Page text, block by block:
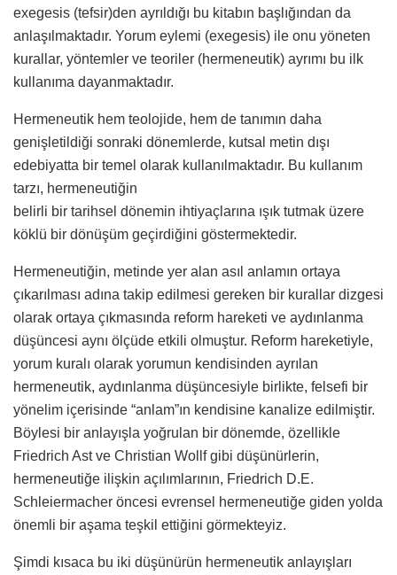
exegesis (tefsir)den ayrıldığı bu kitabın başlığından da
anlaşılmaktadır. Yorum eylemi (exegesis) ile onu yöneten
kurallar, yöntemler ve teoriler (hermeneutik) ayrımı bu ilk
kullanıma dayanmaktadır.
Hermeneutik hem teolojide, hem de tanımın daha
genişletildiği sonraki dönemlerde, kutsal metin dışı
edebiyatta bir temel olarak kullanılmaktadır. Bu kullanım
tarzı, hermeneutiğin
belirli bir tarihsel dönemin ihtiyaçlarına ışık tutmak üzere
köklü bir dönüşüm geçirdiğini göstermektedir.
Hermeneutiğin, metinde yer alan asıl anlamın ortaya
çıkarılması adına takip edilmesi gereken bir kurallar dizgesi
olarak ortaya çıkmasında reform hareketi ve aydınlanma
düşüncesi aynı ölçüde etkili olmuştur. Reform hareketiyle,
yorum kuralı olarak yorumun kendisinden ayrılan
hermeneutik, aydınlanma düşüncesiyle birlikte, felsefi bir
yönelim içerisinde “anlam”ın kendisine kanalize edilmiştir.
Böylesi bir anlayışla yoğrulan bir dönemde, özellikle
Friedrich Ast ve Christian Wollf gibi düşünürlerin,
hermeneutiğe ilişkin açılımlarının, Friedrich D.E.
Schleiermacher öncesi evrensel hermeneutiğe giden yolda
önemli bir aşama teşkil ettiğini görmekteyiz.
Şimdi kısaca bu iki düşünürün hermeneutik anlayışları